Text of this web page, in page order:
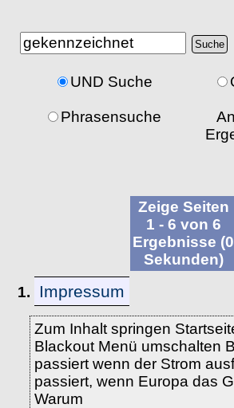
UND Suche
Phrasensuche
Zeige Seiten
1 - 6 von 6
Ergebnisse (0
Sekunden)
1.
Impressum
Zum Inhalt springen
Blackout Menü umschalten
passiert wenn der Strom
passiert, wenn Europa das
Warum